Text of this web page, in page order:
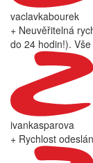
vaclavkabourek
+ Neuvěřitelná
do 24 hodin!).
ivankasparova
+ Rychlost